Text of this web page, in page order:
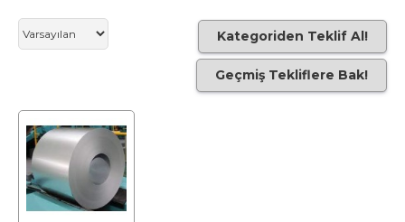
Kategoriden Teklif Al!
Geçmiş Tekliflere Bak!